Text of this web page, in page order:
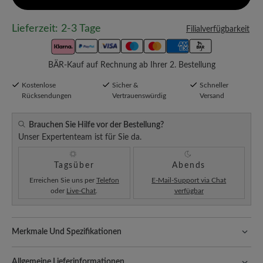
Lieferzeit: 2-3 Tage Filialverfügbarkeit
BÄR-Kauf auf Rechnung ab Ihrer 2. Bestellung
Kostenlose
Rücksendungen
Sicher &
Vertrauenswürdig
Schneller
Versand
Brauchen Sie Hilfe vor der Bestellung?
Unser Expertenteam ist für Sie da.
Tagsüber
Erreichen Sie uns per Telefon
oder Live-Chat
Abends
E-Mail-Support via Chat
verfügbar
Merkmale Und Spezifikationen
Natürlich geformte Schuhe, handgefertigt hergestellt.